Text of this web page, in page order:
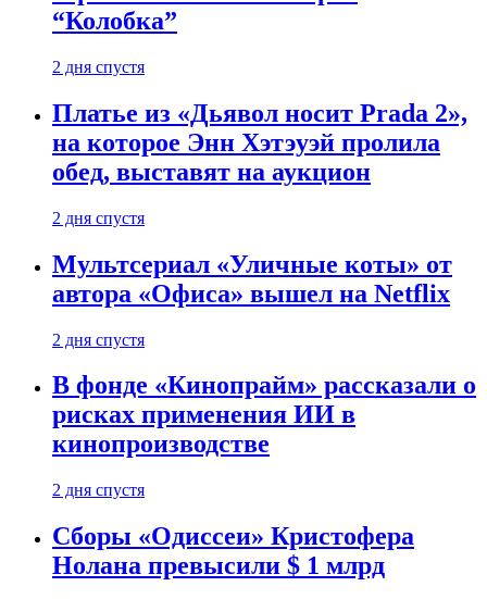
“Колобка”
2 дня спустя
Платье из «Дьявол носит Prada 2»,
на которое Энн Хэтэуэй пролила
обед, выставят на аукцион
2 дня спустя
Мультсериал «Уличные коты» от
автора «Офиса» вышел на Netflix
2 дня спустя
В фонде «Кинопрайм» рассказали о
рисках применения ИИ в
кинопроизводстве
2 дня спустя
Сборы «Одиссеи» Кристофера
Нолана превысили $ 1 млрд